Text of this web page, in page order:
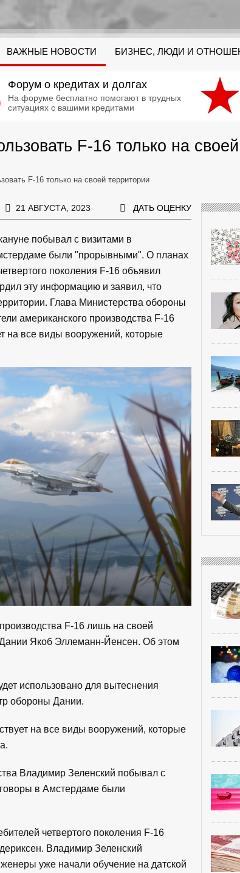
ВАЖНЫЕ НОВОСТИ БИЗНЕС, ЛЮДИ И
Форум о кредитах и долгах
На форуме бесплатно помогают в трудных
ситуациях с вашими кредитами
F-16 только на
F-16 только на своей территории
21 АВГУСТА, 2023 ДАТЬ ОЦЕНКУ
побывал с визитами в
были "прорывными". О планах
поколения F-16 объявил
эту информацию и заявил, что
Глава Министерства обороны
американского производства F-16
на все виды вооружений, которые
F-16 лишь на своей
Якоб Эллеманн-Йенсен. Об этом
использовано для вытеснения
обороны Дании.
на все виды вооружений, которые
Владимир Зеленский побывал с
в Амстердаме были
четвертого поколения F-16
Владимир Зеленский
уже начали обучение на датской